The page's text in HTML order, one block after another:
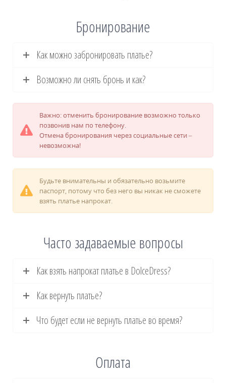
Бронирование
Как можно забронировать платье?
Возможно ли снять бронь и как?
Важно: отменить бронирование возможно только
позвонив нам по телефону.
Отмена бронирования через социальные сети –
невозможна!
Будьте внимательны и обязательно возьмите
паспорт, потому что без него вы никак не сможете
взять платье напрокат.
Часто задаваемые вопросы
Как взять напрокат платье в DolceDress?
Как вернуть платье?
Что будет если не вернуть платье во время?
Оплата